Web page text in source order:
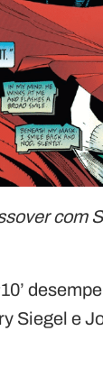
com
Siegel e